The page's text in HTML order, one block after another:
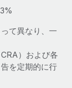
て異なり、一
）および各
を定期的に行